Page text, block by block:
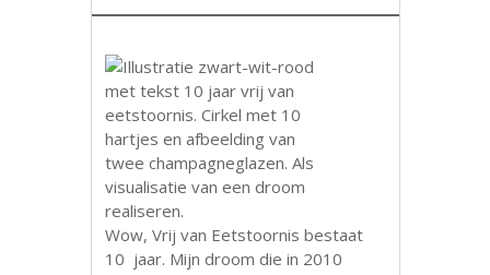
Wow, Vrij van Eetstoornis bestaat
10 jaar. Mijn droom die in 2010